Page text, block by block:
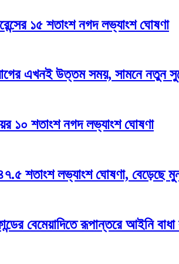
১৫ শতাংশ নগদ লভ্যাংশ ঘোষণা
এখনই উত্তম সময়, সামনে নতুন
১০ শতাংশ নগদ লভ্যাংশ ঘোষণা
৪৭.৫ শতাংশ লভ্যাংশ ঘোষণা, বেড়েছে
বেমেয়াদিতে রূপান্তরে আইনি